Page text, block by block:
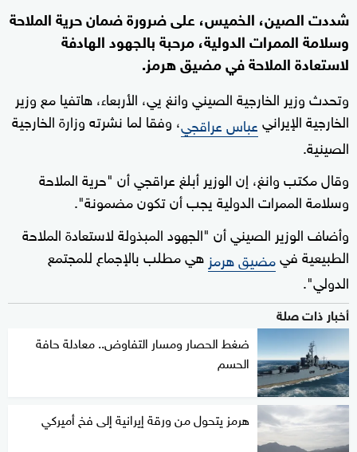
شددت الصين، الخميس، على ضرورة ضمان حرية الملاحة
وسلامة الممرات الدولية، مرحبة بالجهود الهادفة
لاستعادة الملاحة في مضيق هرمز.
وتحدث وزير الخارجية الصيني وانغ يي، الأربعاء، هاتفيا مع وزير
الخارجية الإيرانيعباس عراقجي، وفقا لما نشرته وزارة الخارجية
الصينية.
وقال مكتب وانغ، إن الوزير أبلغ عراقجي أن "حرية الملاحة
وسلامة الممرات الدولية يجب أن تكون مضمونة".
وأضاف الوزير الصيني أن "الجهود المبذولة لاستعادة الملاحة
الطبيعية فيمضيق هرمز هي مطلب بالإجماع للمجتمع
الدولي".
أخبار ذات صلة
ضغط الحصار ومسار التفاوض.. معادلة حافة
الحسم
هرمز يتحول من ورقة إيرانية إلى فخ أميركي